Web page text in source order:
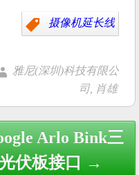
摄像机延长线
雅尼(深圳)科技有限公
司, 肖雄
Arlo Bink三
伏板接口 →